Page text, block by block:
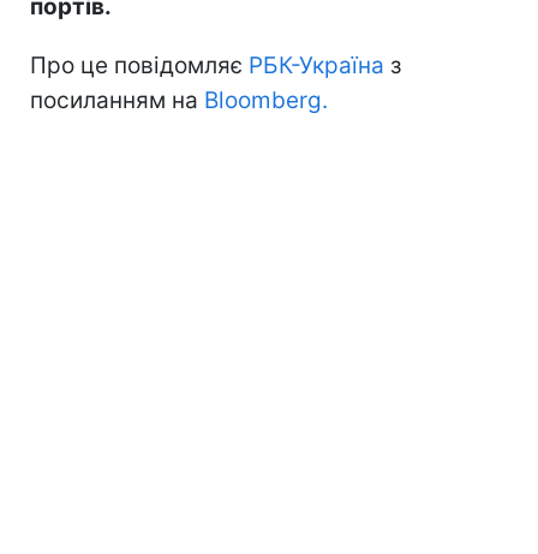
портів.
Про це повідомляє РБК-Україна з
посиланням на Bloomberg.